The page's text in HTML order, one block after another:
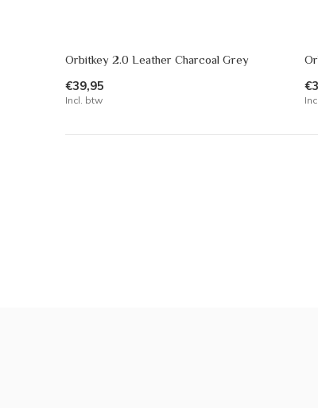
Orbitkey 2.0 Leather Charcoal Grey
€39,95
Incl. btw